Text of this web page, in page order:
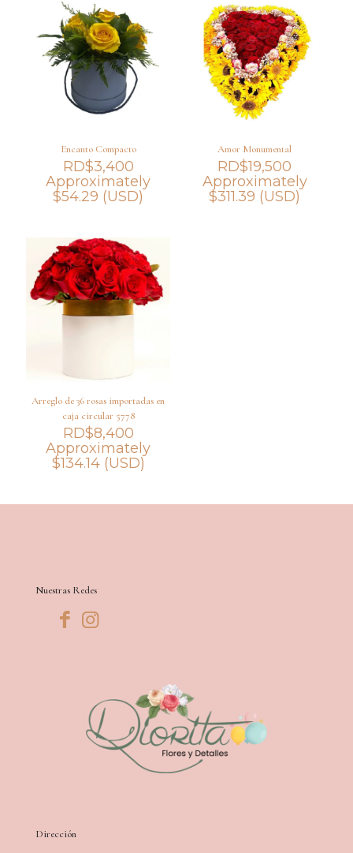
Encanto Compacto
RD$3,400
Approximately
$54.29 (USD)
Amor Monumental
RD$19,500
Approximately
$311.39 (USD)
Arreglo de 36 rosas importadas en
caja circular 5778
RD$8,400
Approximately
$134.14(USD)
Nuestras Redes
Dirección